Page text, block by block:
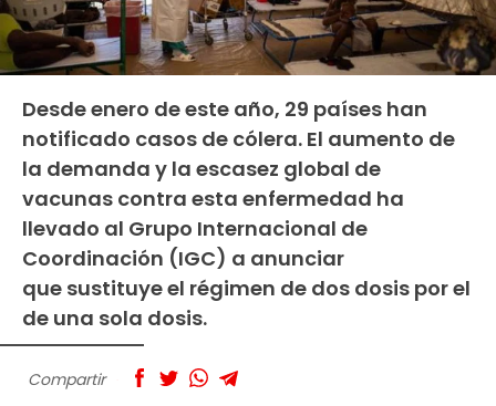
Desde enero de este año, 29 países han
notificado casos de cólera. El aumento de
la demanda y la escasez global de
vacunas contra esta enfermedad ha
llevado al Grupo Internacional de
Coordinación (IGC) a anunciar
que sustituye el régimen de dos dosis por el
de una sola dosis.
Compartir